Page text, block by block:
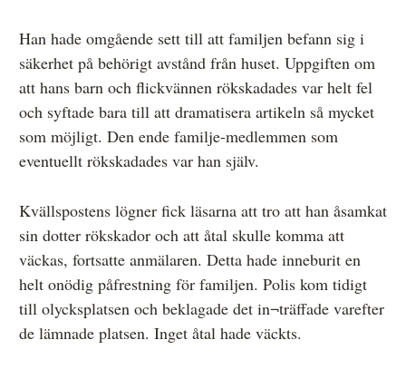
Han hade omgående sett till att familjen befann sig i
säkerhet på behörigt avstånd från huset. Uppgiften om
att hans barn och flickvännen rökskadades var helt fel
och syftade bara till att dramatisera artikeln så mycket
som möjligt. Den ende familje-medlemmen som
eventuellt rökskadades var han själv.
Kvällspostens lögner fick läsarna att tro att han åsamkat
sin dotter rökskador och att åtal skulle komma att
väckas, fortsatte anmälaren. Detta hade inneburit en
helt onödig påfrestning för familjen. Polis kom tidigt
till olycksplatsen och beklagade det in¬träffade varefter
de lämnade platsen. Inget åtal hade väckts.